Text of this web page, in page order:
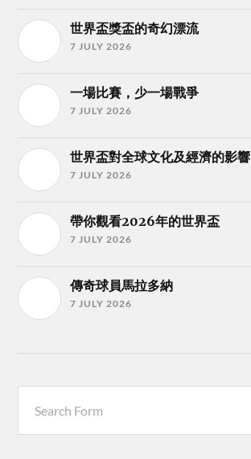
世界盃獎盃的奇幻漂流
7 JULY 2026
一場比賽，少一場戰爭
7 JULY 2026
世界盃對全球文化及經濟的影響
7 JULY 2026
帶你觀看2026年的世界盃
7 JULY 2026
傳奇球員馬拉多納
7 JULY 2026